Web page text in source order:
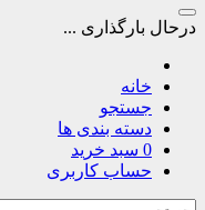
درحال بارگذاری ...
خانه
جستجو
دسته بندی ها
0 سبد خرید
حساب کاربری